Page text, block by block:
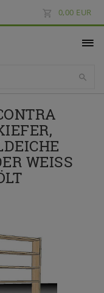
0,00 EUR
WEISS B